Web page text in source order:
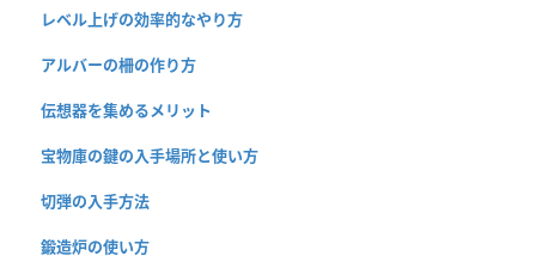
レベル上げの効率的なやり方
アルバーの柵の作り方
伝想器を集めるメリット
宝物庫の鍵の入手場所と使い方
切弾の入手方法
鍛造炉の使い方